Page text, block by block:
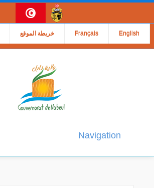
خريطة الموقع Français English
Navigation